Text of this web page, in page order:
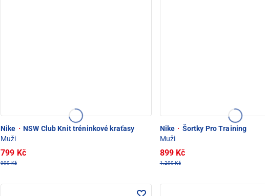
Nike · NSW Club Knit tréninkové kraťasy
Muži
799 Kč
999 Kč
Nike · Šortky Pro Training
Muži
899 Kč
1.299 Kč